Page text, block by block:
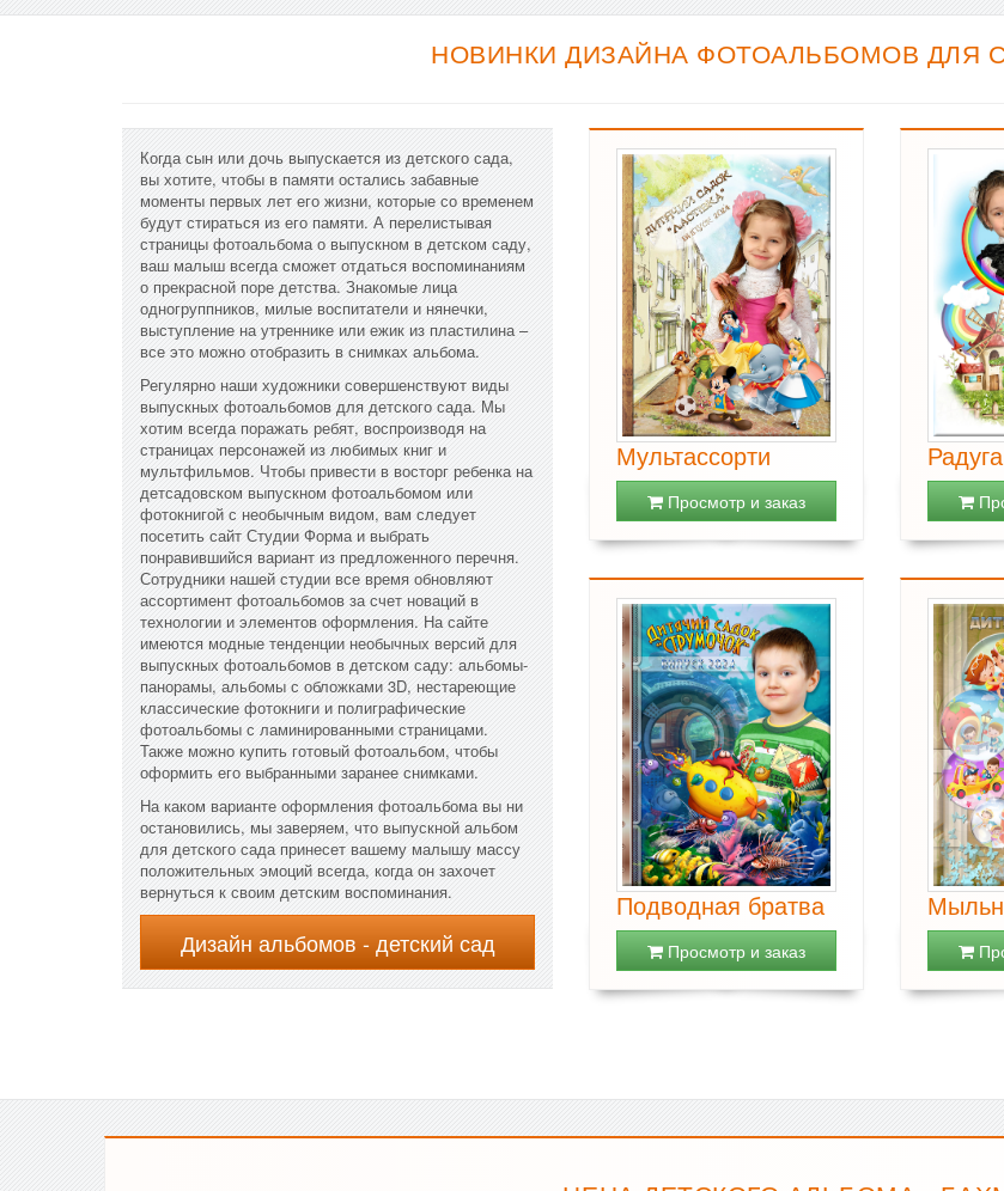
НОВИНКИ ДИЗАЙНА ФОТОАЛЬБОМОВ ДЛЯ
Когда сын или дочь выпускается из детского сада,
вы хотите, чтобы в памяти остались забавные
моменты первых лет его жизни, которые со временем
будут стираться из его памяти. А перелистывая
страницы фотоальбома о выпускном в детском саду,
ваш малыш всегда сможет отдаться воспоминаниям
о прекрасной поре детства. Знакомые лица
одногруппников, милые воспитатели и нянечки,
выступление на утреннике или ежик из пластилина –
все это можно отобразить в снимках альбома.
Регулярно наши художники совершенствуют виды
выпускных фотоальбомов для детского сада. Мы
хотим всегда поражать ребят, воспроизводя на
страницах персонажей из любимых книг и
мультфильмов. Чтобы привести в восторг ребенка на
детсадовском выпускном фотоальбомом или
фотокнигой с необычным видом, вам следует
посетить сайт Студии Форма и выбрать
понравившийся вариант из предложенного перечня.
Сотрудники нашей студии все время обновляют
ассортимент фотоальбомов за счет новаций в
технологии и элементов оформления. На сайте
имеются модные тенденции необычных версий для
выпускных фотоальбомов в детском саду: альбомы-
панорамы, альбомы с обложками 3D, нестареющие
классические фотокниги и полиграфические
фотоальбомы с ламинированными страницами.
Также можно купить готовый фотоальбом, чтобы
оформить его выбранными заранее снимками.
На каком варианте оформления фотоальбома вы ни
остановились, мы заверяем, что выпускной альбом
для детского сада принесет вашему малышу массу
положительных эмоций всегда, когда он захочет
вернуться к своим детским воспоминания.
Дизайн альбомов - детский сад
Мультассорти
Просмотр и заказ
Радуга
Подводная братва
Просмотр и заказ